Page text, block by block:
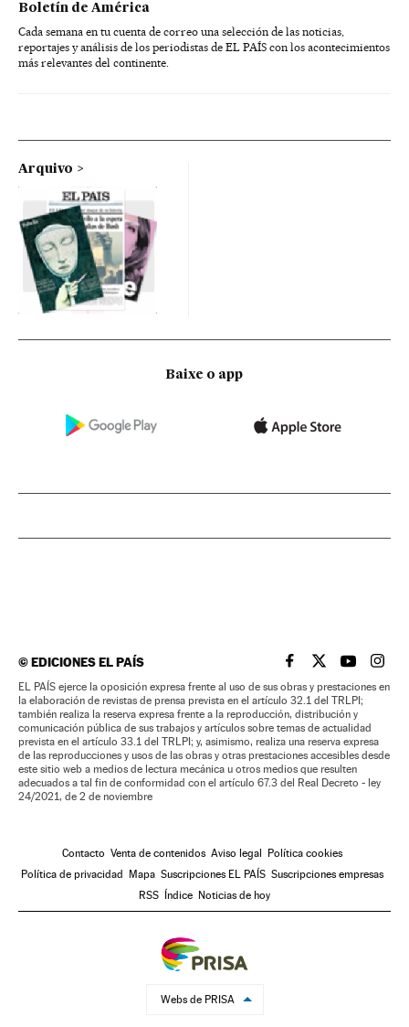
Boletín de América
Cada semana en tu cuenta de correo una selección de las noticias,
reportajes y análisis de los periodistas de EL PAÍS con los acontecimientos
más relevantes del continente.
Arquivo
Baixe o app
©EDICIONES EL PAÍS EL PAÍS BRASIL EN
EL PAÍSEL PAÍS
EL
EL PAÍS ejerce la oposición expresa frente al uso de sus obras y prestaciones en
la elaboración de revistas de prensa prevista en el artículo 32.1 del TRLPI;
también realiza la reserva expresa frente a la reproducción, distribución y
comunicación pública de sus trabajos y artículos sobre temas de actualidad
prevista en el artículo 33.1 del TRLPI; y, asimismo, realiza una reserva expresa
de las reproducciones y usos de las obras y otras prestaciones accesibles desde
este sitio web a medios de lectura mecánica u otros medios que resulten
adecuados a tal fin de conformidad con el artículo 67.3 del Real Decreto - ley
24/2021, de 2 de noviembre
Contacto Venta de contenidos Aviso legal Política cookies
Política de privacidad Mapa Suscripciones EL PAÍS Suscripciones empresas
RSS Índice Noticias de hoy
Webs de PRISA